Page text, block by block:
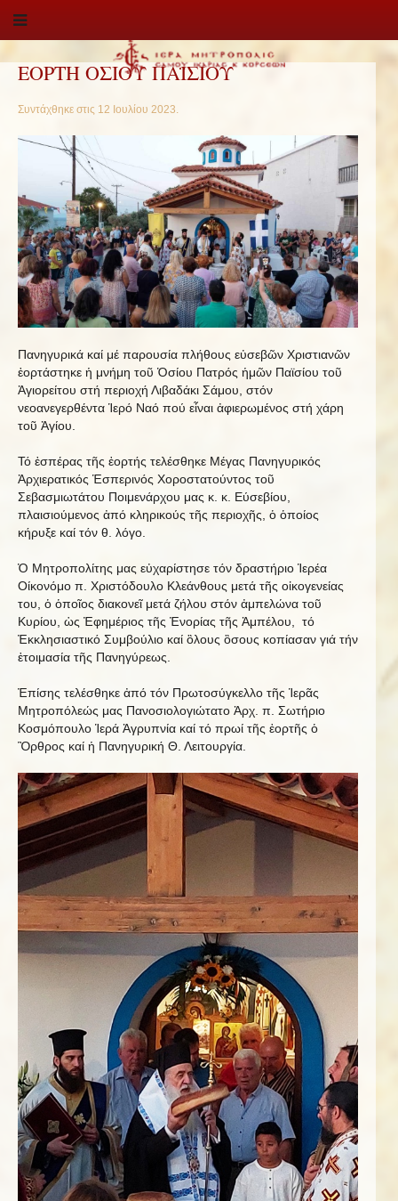
ΕΟΡΤΗ ΟΣΙΟΥ ΠΑΪΣΙΟΥ
Συντάχθηκε στις 12 Ιουλίου 2023.
Πανηγυρικά καί μέ παρουσία πλήθους εὐσεβῶν Χριστιανῶν
ἑορτάστηκε ἡ μνήμη τοῦ Ὁσίου Πατρός ἡμῶν Παϊσίου τοῦ
Ἁγιορείτου στή περιοχή Λιβαδάκι Σάμου, στόν
νεοανεγερθέντα Ἱερό Ναό πού εἶναι ἀφιερωμένος στή χάρη
τοῦ Ἁγίου.
Τό ἑσπέρας τῆς ἑορτής τελέσθηκε Μέγας Πανηγυρικός
Ἀρχιερατικός Ἑσπερινός Χοροστατούντος τοῦ
Σεβασμιωτάτου Ποιμενάρχου μας κ. κ. Εύσεβίου,
πλαισιούμενος ἀπό κληρικούς τῆς περιοχῆς, ὁ ὁποίος
κήρυξε καί τόν θ. λόγο.
Ὁ Μητροπολίτης μας εὐχαρίστησε τόν δραστήριο Ἱερέα
Οίκονόμο π. Χριστόδουλο Κλεάνθους μετά τῆς οἰκογενείας
του, ὁ ὁποῖος διακονεῖ μετά ζήλου στόν ἀμπελώνα τοῦ
Κυρίου, ὡς Ἐφημέριος τῆς Ἐνορίας τῆς Ἀμπέλου, τό
Ἐκκλησιαστικό Συμβούλιο καί ὃλους ὃσους κοπίασαν γιά τήν
ἑτοιμασία τῆς Πανηγύρεως.
Ἐπίσης τελέσθηκε ἀπό τόν Πρωτοσύγκελλο τῆς Ἱερᾶς
Μητροπόλεώς μας Πανοσιολογιώτατο Ἀρχ. π. Σωτήριο
Κοσμόπουλο Ἱερά Ἀγρυπνία καί τό πρωί τῆς ἑορτῆς ὁ
Ὂρθρος καί ἡ Πανηγυρική Θ. Λειτουργία.